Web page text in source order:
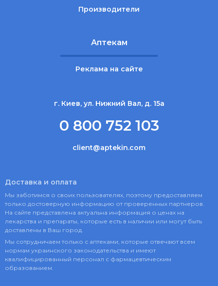
Производители
Аптекам
Реклама на сайте
г. Киев, ул. Нижний Вал, д. 15а
0 800 752 103
client@aptekin.com
Доставка и оплата
Мы заботимся о своих пользователях, поэтому предоставляем
только достоверную информацию от проверенных партнеров.
На сайте представлена актуальна информация о ценах на
лекарства и препараты, которые есть в наличии или могут быть
доставлены в Ваш город.
Мы сотрудничаем только с аптеками, которые отвечают всем
нормам украинского законодательства и имеют
квалифицированный персонал с фармацевтическим
образованием.